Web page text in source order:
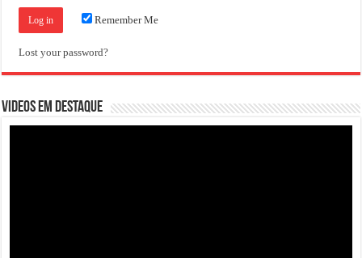
Remember Me
Lost your password?
VIDEOS EM DESTAQUE